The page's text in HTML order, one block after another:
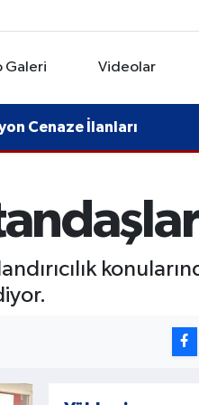
Galeri Videolar
Cenaze İlanları